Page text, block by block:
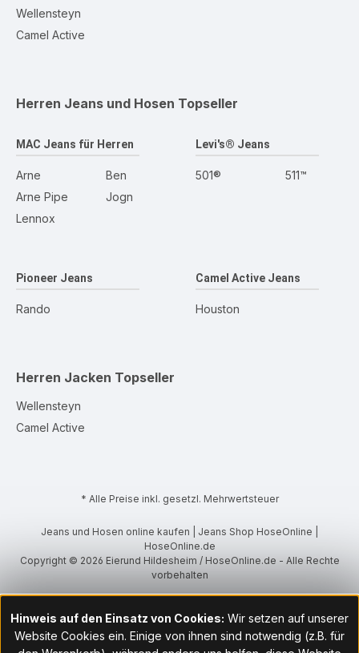
Wellensteyn
Camel Active
Herren Jeans und Hosen Topseller
MAC Jeans für Herren
Arne
Arne Pipe
Lennox
Ben
Jogn
Levi's® Jeans
501® 511™
Pioneer Jeans
Rando
Camel Active Jeans
Houston
Herren Jacken Topseller
Wellensteyn
Camel Active
* Alle Preise inkl. gesetzl. Mehrwertsteuer
Jeans und Hosen online kaufen | Jeans Shop HoseOnline |
HoseOnline.de
Copyright © 2026 Eierund Hildesheim / HoseOnline.de - Alle Rechte
vorbehalten
Hinweis auf den Einsatz von Cookies: Wir setzen auf unserer
Website Cookies ein. Einige von ihnen sind notwendig (z.B. für